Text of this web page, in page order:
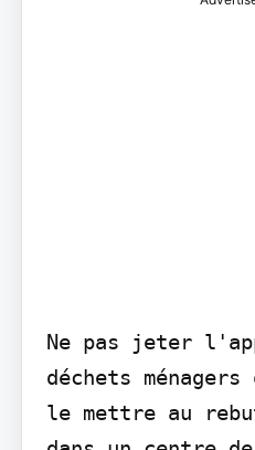
Ne pas jeter
déchets
le mettre au